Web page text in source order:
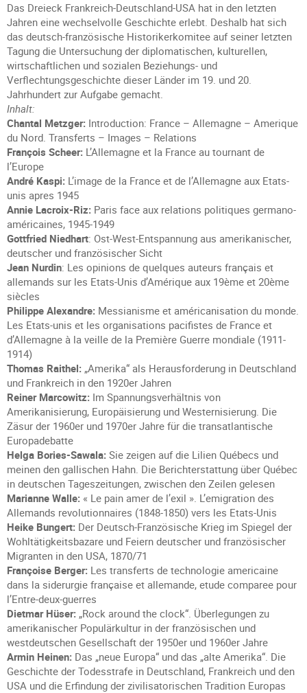
Das Dreieck Frankreich-Deutschland-USA hat in den letzten
Jahren eine wechselvolle Geschichte erlebt. Deshalb hat sich
das deutsch-französische Historikerkomitee auf seiner letzten
Tagung die Untersuchung der diplomatischen, kulturellen,
wirtschaftlichen und sozialen Beziehungs- und
Verflechtungsgeschichte dieser Länder im 19. und 20.
Jahrhundert zur Aufgabe gemacht.
Inhalt:
Chantal Metzger: Introduction: France – Allemagne – Amerique
du Nord. Transferts – Images – Relations
François Scheer: L’Allemagne et la France au tournant de
l’Europe
André Kaspi: L’image de la France et de l’Allemagne aux Etats-
unis apres 1945
Annie Lacroix-Riz: Paris face aux relations politiques germano-
américaines, 1945-1949
Gottfried Niedhart: Ost-West-Entspannung aus amerikanischer,
deutscher und französischer Sicht
Jean Nurdin: Les opinions de quelques auteurs français et
allemands sur les Etats-Unis d’Amérique aux 19ème et 20ème
siècles
Philippe Alexandre: Messianisme et américanisation du monde.
Les Etats-unis et les organisations pacifistes de France et
d’Allemagne à la veille de la Première Guerre mondiale (1911-
1914)
Thomas Raithel: „Amerika“ als Herausforderung in Deutschland
und Frankreich in den 1920er Jahren
Reiner Marcowitz: Im Spannungsverhältnis von
Amerikanisierung, Europäisierung und Westernisierung. Die
Zäsur der 1960er und 1970er Jahre für die transatlantische
Europadebatte
Helga Bories-Sawala: Sie zeigen auf die Lilien Québecs und
meinen den gallischen Hahn. Die Berichterstattung über Québec
in deutschen Tageszeitungen, zwischen den Zeilen gelesen
Marianne Walle: « Le pain amer de l’exil ». L’emigration des
Allemands revolutionnaires (1848-1850) vers les Etats-Unis
Heike Bungert: Der Deutsch-Französische Krieg im Spiegel der
Wohltätigkeitsbazare und Feiern deutscher und französischer
Migranten in den USA, 1870/71
Françoise Berger: Les transferts de technologie americaine
dans la siderurgie française et allemande, etude comparee pour
l’Entre-deux-guerres
Dietmar Hüser: „Rock around the clock“. Überlegungen zu
amerikanischer Populärkultur in der französischen und
westdeutschen Gesellschaft der 1950er und 1960er Jahre
Armin Heinen: Das „neue Europa“ und das „alte Amerika“. Die
Geschichte der Todesstrafe in Deutschland, Frankreich und den
USA und die Erfindung der zivilisatorischen Tradition Europas